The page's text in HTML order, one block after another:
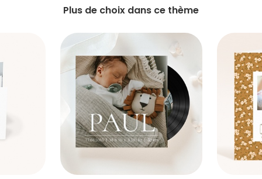
Plus de choix dans ce thème